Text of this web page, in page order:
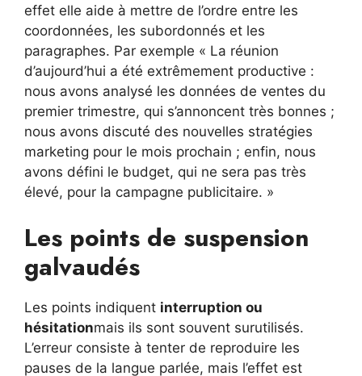
effet elle aide à mettre de l’ordre entre les
coordonnées, les subordonnés et les
paragraphes. Par exemple « La réunion
d’aujourd’hui a été extrêmement productive :
nous avons analysé les données de ventes du
premier trimestre, qui s’annoncent très bonnes ;
nous avons discuté des nouvelles stratégies
marketing pour le mois prochain ; enfin, nous
avons défini le budget, qui ne sera pas très
élevé, pour la campagne publicitaire. »
Les points de suspension
galvaudés
Les points indiquent interruption ou
hésitationmais ils sont souvent surutilisés.
L’erreur consiste à tenter de reproduire les
pauses de la langue parlée, mais l’effet est